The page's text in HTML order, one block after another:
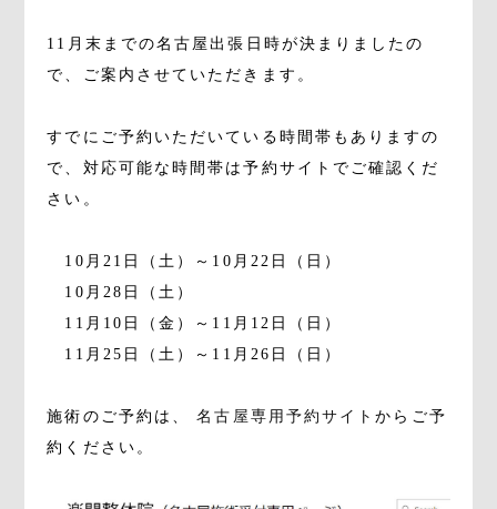
11月末までの名古屋出張日時が決まりましたの
で、ご案内させていただきます。
すでにご予約いただいている時間帯もありますの
で、対応可能な時間帯は予約サイトでご確認くだ
さい。
10月21日（土）～10月22日（日）
10月28日（土）
11月10日（金）～11月12日（日）
11月25日（土）～11月26日（日）
施術のご予約は、 名古屋専用予約サイトからご予
約ください。